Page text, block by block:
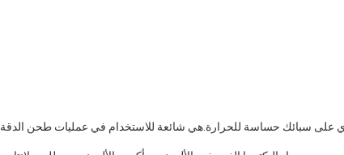
على سبائك حساسة للحرارة.هي شائعة للاستخدام في عمليات طحن الدقة